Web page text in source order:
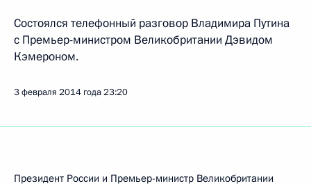
Состоялся телефонный разговор Владимира Путина
с Премьер-министром Великобритании Дэвидом
Кэмероном.
3 февраля 2014 года23:20
Президент России и Премьер-министр Великобритании